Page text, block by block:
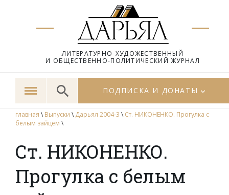
ЛИТЕРАТУРНО-ХУДОЖЕСТВЕННЫЙ
И ОБЩЕСТВЕННО-ПОЛИТИЧЕСКИЙ ЖУРНАЛ
ПОДПИСКА И ДОНАТЫ
главная \ Выпуски \ Дарьял 2004-3 \ Ст. НИКОНЕНКО. Прогулка с
белым зайцем \
Ст. НИКОНЕНКО.
Прогулка с белым